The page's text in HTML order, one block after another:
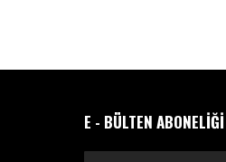
E - BÜLTEN ABONELİĞİ